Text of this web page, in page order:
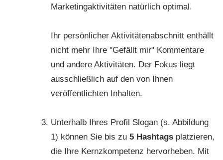
Marketingaktivitäten natürlich optimal.
Ihr persönlicher Aktivitätenabschnitt enthällt
nicht mehr Ihre "Gefällt mir" Kommentare
und andere Aktivitäten. Der Fokus liegt
ausschließlich auf den von Ihnen
veröffentlichten Inhalten.
Unterhalb Ihres Profil Slogan (s. Abbildung
1) können Sie bis zu 5 Hashtagsplatzieren,
die Ihre Kernzkompetenz hervorheben. Mit